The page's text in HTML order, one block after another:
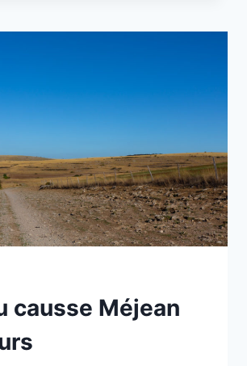
–
causse Méjean